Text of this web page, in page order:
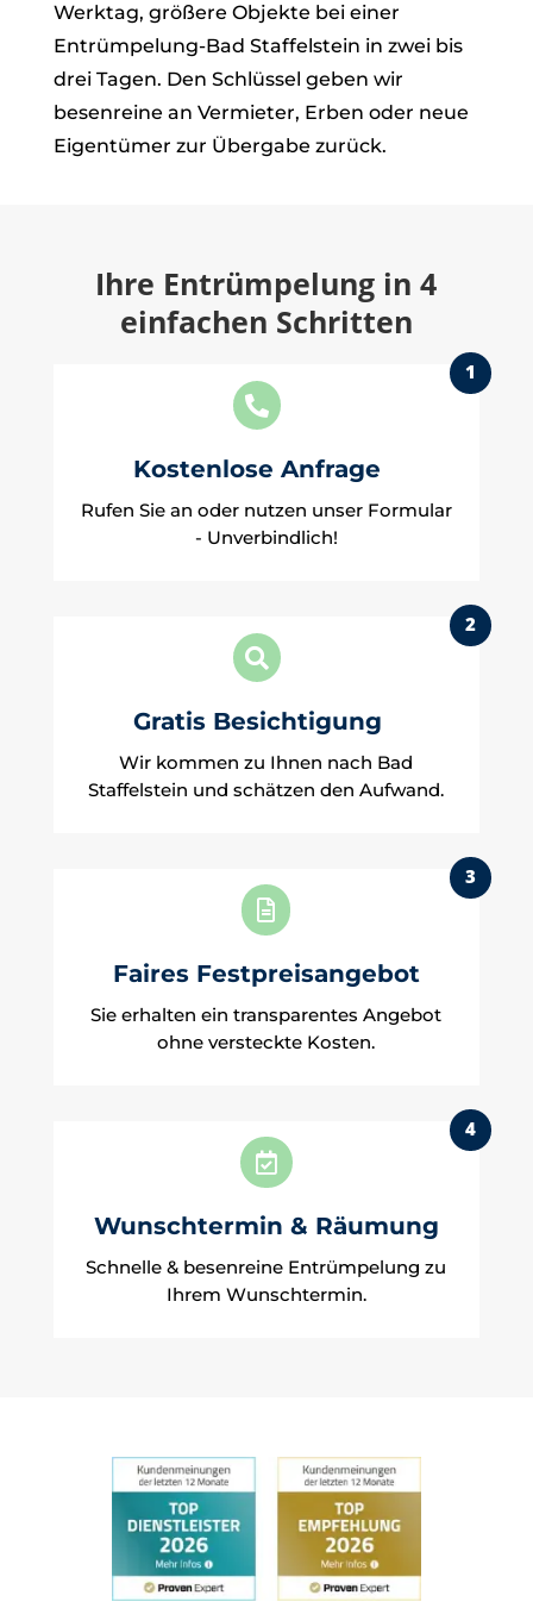
Werktag, größere Objekte bei einer
Entrümpelung-Bad Staffelstein in zwei bis
drei Tagen. Den Schlüssel geben wir
besenreine an Vermieter, Erben oder neue
Eigentümer zur Übergabe zurück.
Ihre Entrümpelung in 4
einfachen Schritten

Kostenlose Anfrage
1
Rufen Sie an oder nutzen unser Formular
- Unverbindlich!

Gratis Besichtigung
2
Wir kommen zu Ihnen nach Bad
Staffelstein und schätzen den Aufwand.

Faires Festpreisangebot
3
Sie erhalten ein transparentes Angebot
ohne versteckte Kosten.

Wunschtermin & Räumung
4
Schnelle & besenreine Entrümpelung zu
Ihrem Wunschtermin.